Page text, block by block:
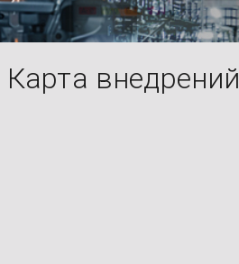
Карта внедрений